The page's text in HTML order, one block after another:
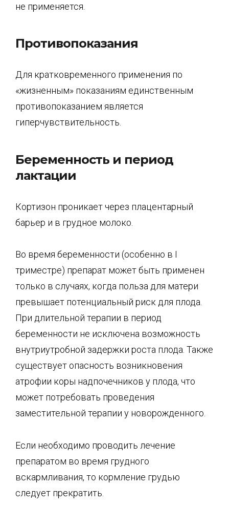
не применяется.
Противопоказания
Для кратковременного применения по
«жизненным» показаниям единственным
противо­показанием является
гиперчувствительность.
Беременность и период
лактации
Кортизон проникает через плацентарный
барьер и в грудное молоко.
Во время беременности (особенно в I
триместре) препарат может быть применен
только в случаях, когда польза для матери
превышает потенциальный риск для плода.
При дли­тельной терапии в период
беременности не исключена возможность
внутриутробной за­держки роста плода. Также
существует опасность возникновения
атрофии коры надпо­чечников у плода, что
может потребовать проведения
заместительной терапии у новорож­денного.
Если необходимо проводить лечение
препаратом во время грудного
вскармливания, то кормление грудью
следует прекратить.